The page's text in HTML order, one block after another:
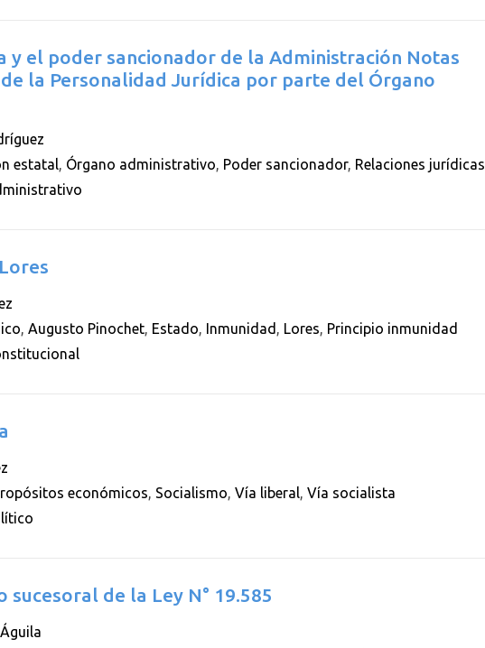
y el poder sancionador de la Administración Notas
la Personalidad Jurídica por parte del Órgano
estatal, Órgano administrativo, Poder sancionador, Relaciones jurídicas
, Augusto Pinochet, Estado, Inmunidad , Lores, Principio inmunidad
económicos, Socialismo, Vía liberal, Vía socialista
de la Ley N° 19.585